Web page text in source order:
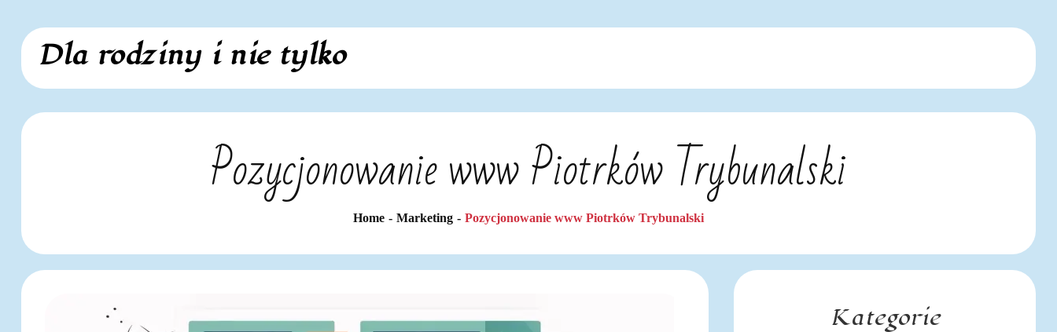
content
Dla rodziny i nie tylko
Pozycjonowanie www Piotrków Trybunalski
Home Marketing Pozycjonowanie www Piotrków Trybunalski
Kategorie